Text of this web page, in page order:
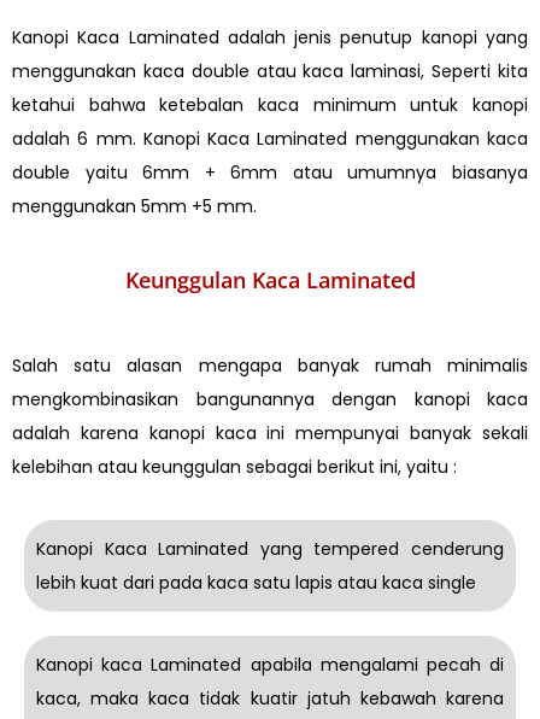
Kanopi Kaca Laminated adalah jenis penutup kanopi yang
menggunakan kaca double atau kaca laminasi, Seperti kita
ketahui bahwa ketebalan kaca minimum untuk kanopi
adalah 6 mm. Kanopi Kaca Laminated menggunakan kaca
double yaitu 6mm + 6mm atau umumnya biasanya
menggunakan 5mm +5 mm.
Keunggulan Kaca Laminated
Salah satu alasan mengapa banyak rumah minimalis
mengkombinasikan bangunannya dengan kanopi kaca
adalah karena kanopi kaca ini mempunyai banyak sekali
kelebihan atau keunggulan sebagai berikut ini, yaitu :
Kanopi Kaca Laminated yang tempered cenderung
lebih kuat dari pada kaca satu lapis atau kaca single
Kanopi kaca Laminated apabila mengalami pecah di
kaca, maka kaca tidak kuatir jatuh kebawah karena